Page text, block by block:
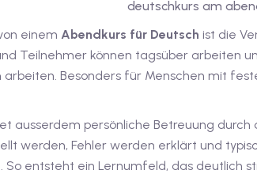
einem Abendkurs für Deutsch ist die
Teilnehmer können tagsüber arbeiten
arbeiten. Besonders für Menschen mit
ausserdem persönliche Betreuung
werden, Fehler werden erklärt und
So entsteht ein Lernumfeld, das deutlich